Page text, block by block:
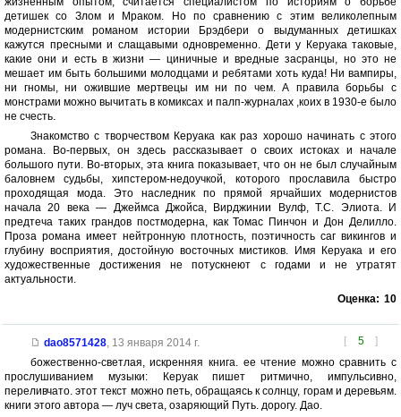
детишек со Злом и Мраком. Но по сравнению с этим великолепным
модернистским романом истории Брэдбери о выдуманных детишках
кажутся пресными и слащавыми одновременно. Дети у Керуака таковые,
какие они и есть в жизни — циничные и вредные засранцы, но это не
мешает им быть большими молодцами и ребятами хоть куда! Ни вампиры,
ни гномы, ни ожившие мертвецы им ни по чем. А правила борьбы с
монстрами можно вычитать в комиксах и палп-журналах ,коих в 1930-е было
не счесть.
Знакомство с творчеством Керуака как раз хорошо начинать с этого
романа. Во-первых, он здесь рассказывает о своих истоках и начале
большого пути. Во-вторых, эта книга показывает, что он не был случайным
баловнем судьбы, хипстером-недоучкой, которого прославила быстро
проходящая мода. Это наследник по прямой ярчайших модернистов
начала 20 века — Джеймса Джойса, Вирджинии Вулф, Т.С. Элиота. И
предтеча таких грандов постмодерна, как Томас Пинчон и Дон Делилло.
Проза романа имеет нейтронную плотность, поэтичность саг викингов и
глубину восприятия, достойную восточных мистиков. Имя Керуака и его
художественные достижения не потускнеют с годами и не утратят
актуальности.
Оценка: 10
[ 5 ]
dao8571428, 13 января 2014 г.
божественно-светлая, искренняя книга. ее чтение можно сравнить с
прослушиванием музыки: Керуак пишет ритмично, импульсивно,
переливчато. этот текст можно петь, обращаясь к солнцу, горам и деревьям.
книги этого автора — луч света, озаряющий Путь. дорогу. Дао.